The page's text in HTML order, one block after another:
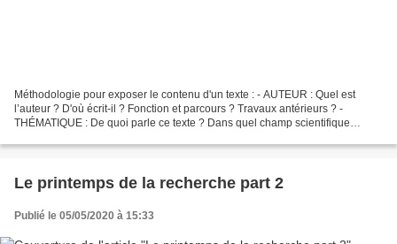
Méthodologie pour exposer le contenu d'un texte : - AUTEUR : Quel est
l’auteur ? D'où écrit-il ? Fonction et parcours ? Travaux antérieurs ? -
THÉMATIQUE : De quoi parle ce texte ? Dans quel champ scientifique
Le printemps de la recherche part 2
Publié le 05/05/2020 à 15:33